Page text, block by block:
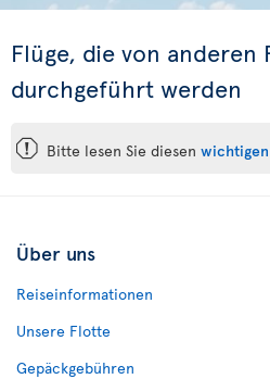
Flüge, die von anderen
durchgeführt werden
ü Bitte lesen Sie diesen
Über uns
Reiseinformationen
Unsere Flotte
Gepäckgebühren